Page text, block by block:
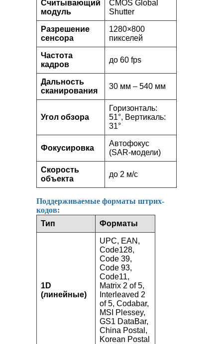
Считывающий
модуль
CMOS Global
Shutter
Разрешение
сенсора
1280×800
пикселей
Частота
кадров
до 60 fps
Дальность
сканирования
30 мм – 540 мм
Угол обзора
Горизонталь:
51°, Вертикаль:
31°
Фокусировка
Автофокус
(SAR-модели)
Скорость
объекта
до 2 м/с
Поддерживаемые форматы штрих-
кодов:
Тип
Форматы
1D
(линейные)
UPC, EAN,
Code128,
Code 39,
Code 93,
Code11,
Matrix 2 of 5,
Interleaved 2
of 5, Codabar,
MSI Plessey,
GS1 DataBar,
China Postal,
Korean Postal